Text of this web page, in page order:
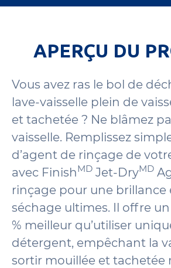
APERÇU DU
Vous avez ras le bol de
lave-vaisselle plein de
et tachetée ? Ne blâmez
vaisselle. Remplissez
d’agent de rinçage de
avec FinishMD Jet-DryMD
rinçage pour une brillance
séchage ultimes. Il offre
% meilleur qu’utiliser
détergent, empêchant la
sortir mouillée et tachetée